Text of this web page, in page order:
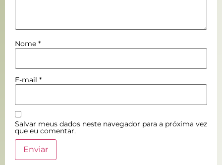
Nome *
E-mail *
Salvar meus dados neste navegador para a próxima vez
que eu comentar.